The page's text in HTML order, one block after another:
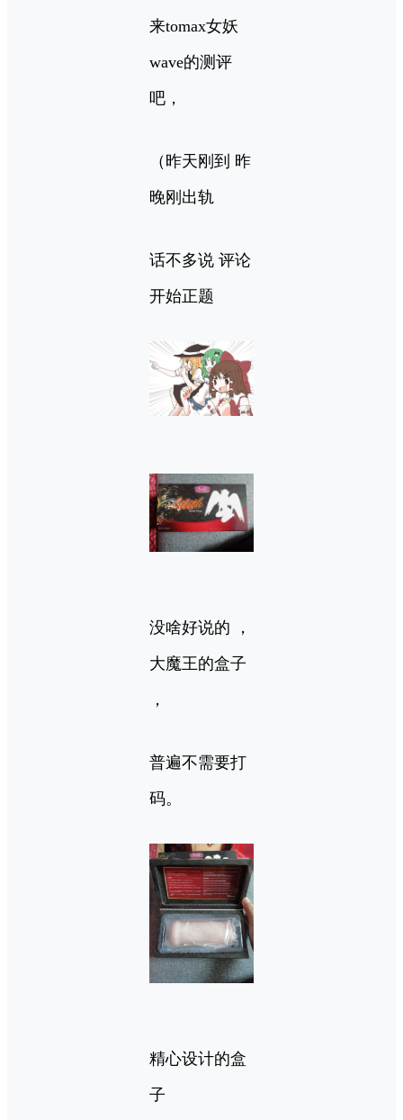
来tomax女妖
wave的测评
吧，
（昨天刚到 昨
晚刚出轨
话不多说 评论
开始正题
没啥好说的 ，
大魔王的盒子
，
普遍不需要打
码。
精心设计的盒
子